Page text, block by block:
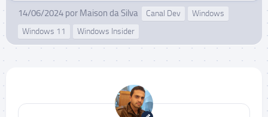
14/06/2024 por Maison da Silva Canal Dev
Windows
Windows 11
Windows Insider